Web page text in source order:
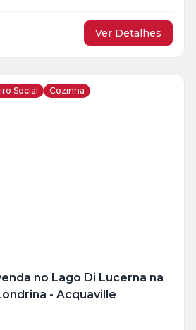
Ver Detalhes
Social Cozinha
no Lago Di Lucerna na
- Acquaville